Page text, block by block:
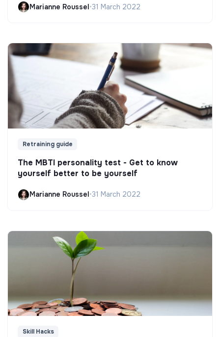
Marianne Roussel•31 March 2022
Retraining guide
The MBTI personality test - Get to know
yourself better to be yourself
Marianne Roussel •31 March 2022
Skill Hacks